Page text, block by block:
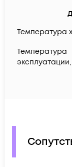
Температура
Температура
эксплуатации,